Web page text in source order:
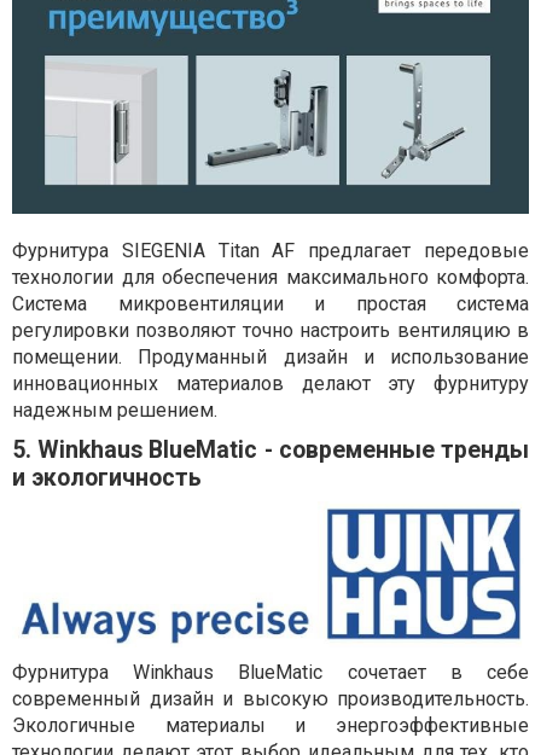
Фурнитура SIEGENIA Titan AF предлагает передовые
технологии для обеспечения максимального комфорта.
Система микровентиляции и простая система
регулировки позволяют точно настроить вентиляцию в
помещении. Продуманный дизайн и использование
инновационных материалов делают эту фурнитуру
надежным решением.
5. Winkhaus BlueMatic - современные тренды
и экологичность
Фурнитура Winkhaus BlueMatic сочетает в себе
современный дизайн и высокую производительность.
Экологичные материалы и энергоэффективные